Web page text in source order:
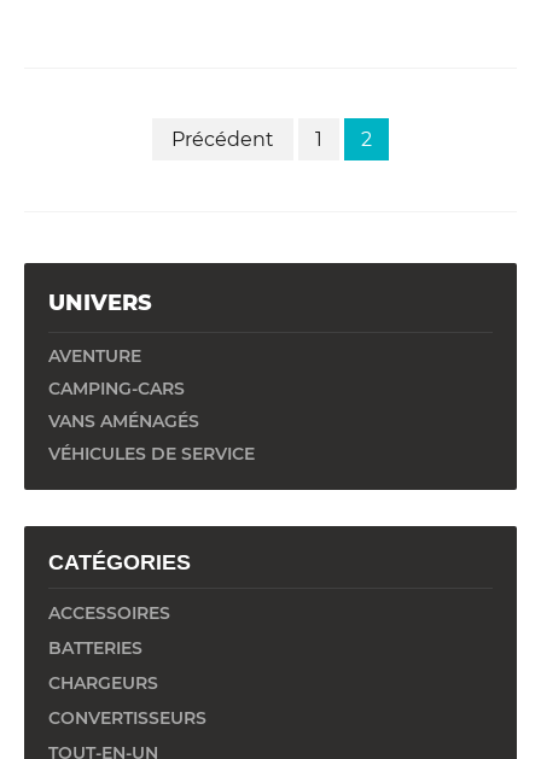
PAGINATIONPrécédent 1 2
UNIVERS
AVENTURE
CAMPING-CARS
VANS AMÉNAGÉS
VÉHICULES DE SERVICE
CATÉGORIES
ACCESSOIRES
BATTERIES
CHARGEURS
CONVERTISSEURS
TOUT-EN-UN